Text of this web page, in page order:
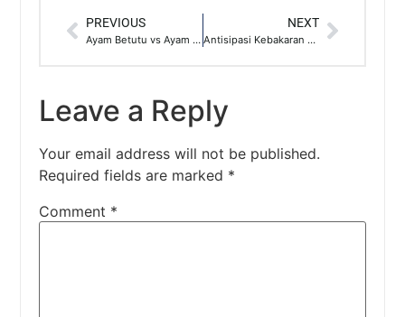
PREVIOUS
Ayam Betutu vs Ayam Taliwang, Pilih Mana?
NEXT
Antisipasi Kebakaran Di Dapur, Pencegahan Hingga Penanganan
Leave a Reply
Your email address will not be published.
Required fields are marked *
Comment *